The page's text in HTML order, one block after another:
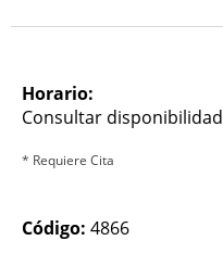
Horario:
Consultar disponibilidad
* Requiere Cita
Código: 4866